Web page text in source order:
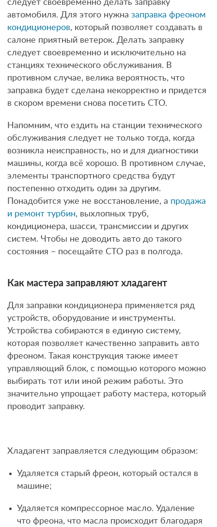
следует своевременно делать заправку
автомобиля. Для этого нужна заправка фреоном
кондиционеров, который позволяет создавать в
салоне приятный ветерок. Делать заправку
следует своевременно и исключительно на
станциях технического обслуживания. В
противном случае, велика вероятность, что
заправка будет сделана некорректно и придется
в скором времени снова посетить СТО.
Напомним, что ездить на станции технического
обслуживания следует не только тогда, когда
возникла неисправность, но и для диагностики
машины, когда всё хорошо. В противном случае,
элементы транспортного средства будут
постепенно отходить один за другим.
Понадобится уже не восстановление, а продажа
и ремонт турбин, выхлопных труб,
кондиционера, шасси, трансмиссии и других
систем. Чтобы не доводить авто до такого
состояния – посещайте СТО раз в полгода.
Как мастера заправляют хладагент
Для заправки кондиционера применяется ряд
устройств, оборудование и инструменты.
Устройства собираются в единую систему,
которая позволяет качественно заправить авто
фреоном. Такая конструкция также имеет
управляющий блок, с помощью которого можно
выбирать тот или иной режим работы. Это
значительно упрощает работу мастера, который
проводит заправку.
Хладагент заправляется следующим образом:
Удаляется старый фреон, который остался в
машине;
Удаляется компрессорное масло. Удаление
что фреона, что масла происходит благодаря